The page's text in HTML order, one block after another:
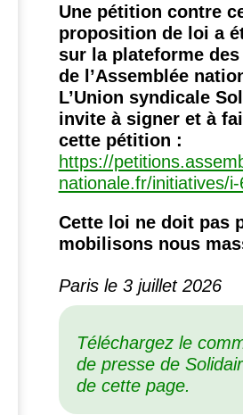
Une pétition contre
proposition de loi a
sur la plateforme
de l’Assemblée
L’Union syndicale
invite à signer et à
cette pétition :
https://
nationale.fr/initiatives/
Cette loi ne doit pas
mobilisons nous
Paris le 3 juillet 2026
Téléchargez le
de presse de
de cette page.